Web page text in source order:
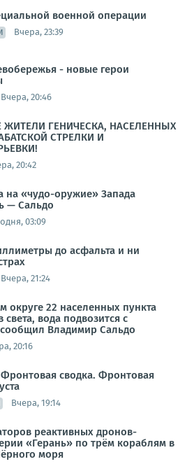
военной операции
Вчера, 23:39
- новые герои
Вчера, 20:46
ГЕНИЧЕСКА, НАСЕЛЕННЫХ
СТРЕЛКИ И
20:42
на «чудо-оружие» Запада
— Сальдо
03:09
до асфальта и ни
Вчера, 21:24
округе 22 населенных пункта
света, вода подвозится с
Владимир Сальдо
20:16
сводка. Фронтовая
Вчера, 19:14
реактивных дронов-
«Герань» по трём кораблям в
моря